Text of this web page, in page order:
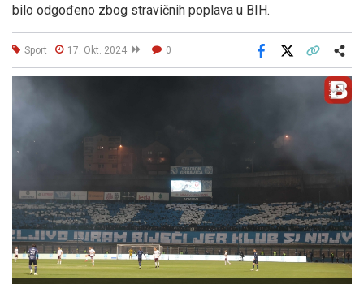
bilo odgođeno zbog stravičnih poplava u BIH.
Sport 17. Okt. 2024 0
Facebook